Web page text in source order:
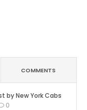
COMMENTS
by New York Cabs
0